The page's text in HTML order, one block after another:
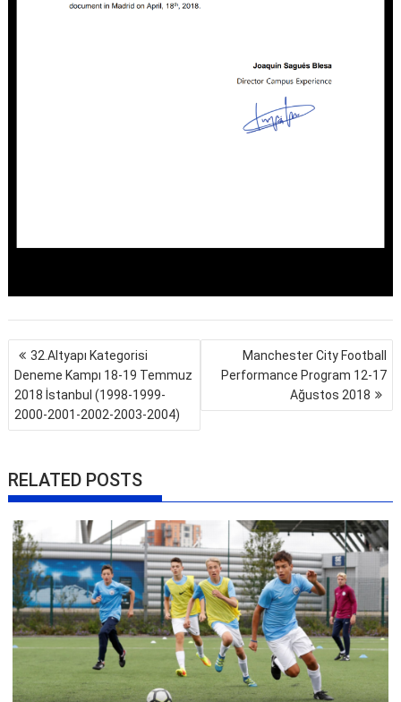
Yazı
gezinmesi
32.Altyapı Kategorisi
Deneme Kampı 18-19 Temmuz
2018 İstanbul (1998-1999-
2000-2001-2002-2003-2004)
Manchester City Football
Performance Program 12-17
Ağustos 2018
RELATED POSTS